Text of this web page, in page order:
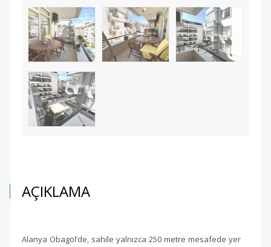
AÇIKLAMA
Alanya Obagöl’de, sahile yalnızca 250 metre mesafede yer